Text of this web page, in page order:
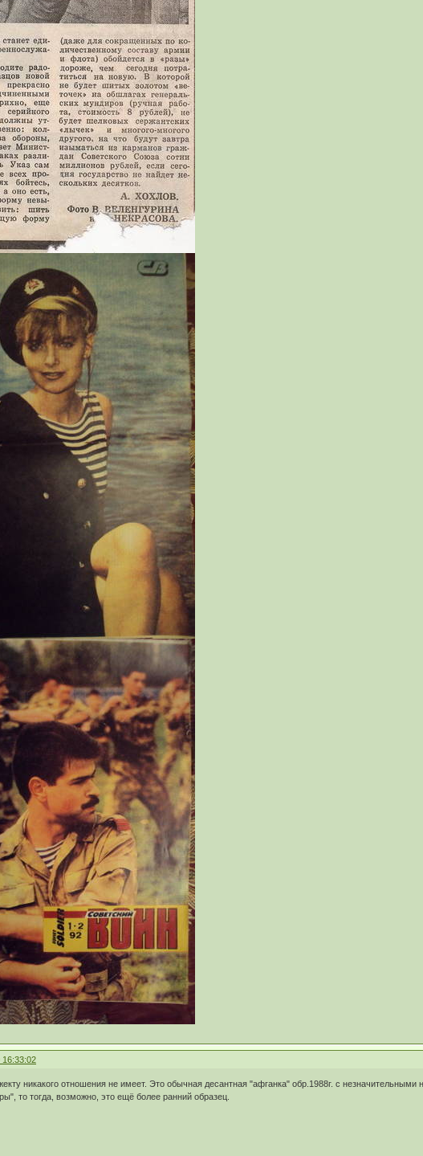
16:33:02
никакого отношения не имеет. Это обычная десантная "афганка" обр.1988г. с
то тогда, возможно, это ещё более ранний образец.